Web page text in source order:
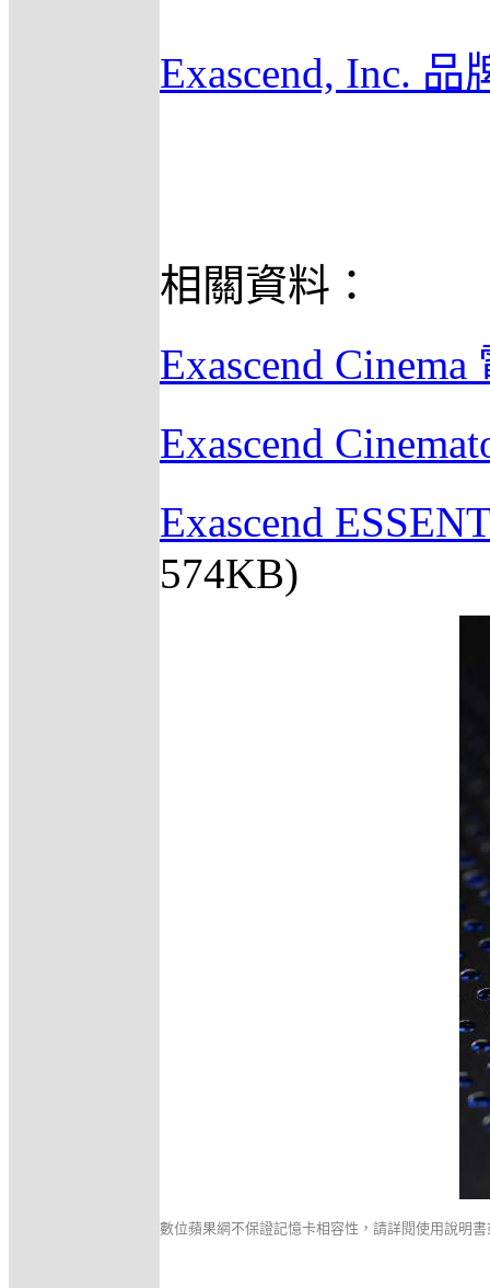
Exascend, Inc. 品
相關資料：
Exascend
Exascend
Exascend
574KB)
數位蘋果網不保證記憶卡相容性，請詳閱使用說明